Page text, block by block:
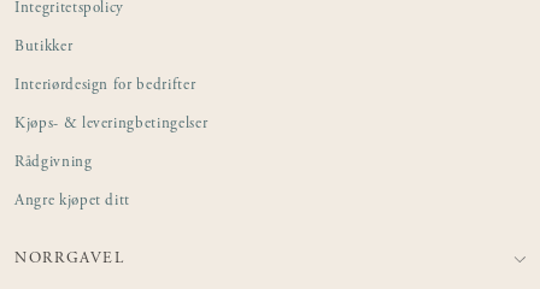
Integritetspolicy
Butikker
Interiørdesign for bedrifter
Kjøps- & leveringbetingelser
Rådgivning
Angre kjøpet ditt
NORRGAVEL